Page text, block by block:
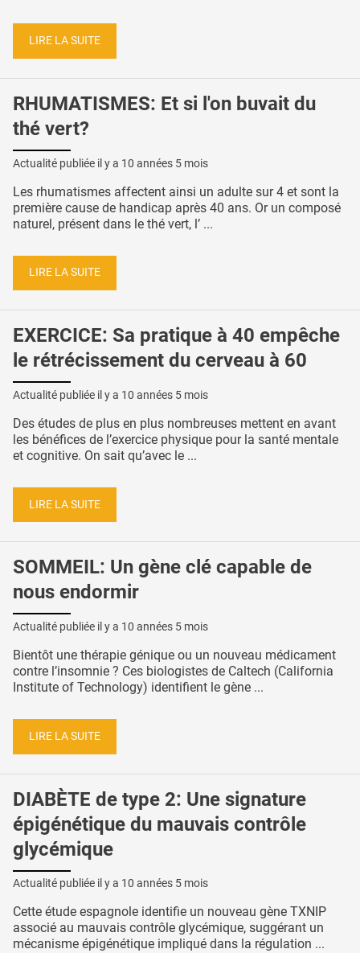
LIRE LA SUITE
RHUMATISMES: Et si l'on buvait du
thé vert?
Actualité publiée il y a 10 années 5 mois
Les rhumatismes affectent ainsi un adulte sur 4 et sont la
première cause de handicap après 40 ans. Or un composé
naturel, présent dans le thé vert, l’ ...
LIRE LA SUITE
EXERCICE: Sa pratique à 40 empêche
le rétrécissement du cerveau à 60
Actualité publiée il y a 10 années 5 mois
Des études de plus en plus nombreuses mettent en avant
les bénéfices de l’exercice physique pour la santé mentale
et cognitive. On sait qu’avec le ...
LIRE LA SUITE
SOMMEIL: Un gène clé capable de
nous endormir
Actualité publiée il y a 10 années 5 mois
Bientôt une thérapie génique ou un nouveau médicament
contre l’insomnie ? Ces biologistes de Caltech (California
Institute of Technology) identifient le gène ...
LIRE LA SUITE
DIABÈTE de type 2: Une signature
épigénétique du mauvais contrôle
glycémique
Actualité publiée il y a 10 années 5 mois
Cette étude espagnole identifie un nouveau gène TXNIP
associé au mauvais contrôle glycémique, suggérant un
mécanisme épigénétique impliqué dans la régulation ...